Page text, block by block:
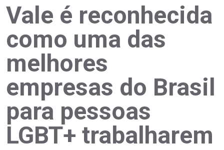
Vale é reconhecida
como uma das
melhores
empresas do Brasil
para pessoas
LGBT+ trabalharem